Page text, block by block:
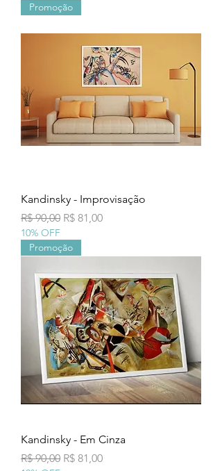
Promoção
Kandinsky - Improvisação
Preço normal
R$ 90,00 Preço promocional
R$ 81,00
10% OFF
Promoção
Kandinsky - Em Cinza
Preço normal
R$ 90,00 Preço promocional
R$ 81,00